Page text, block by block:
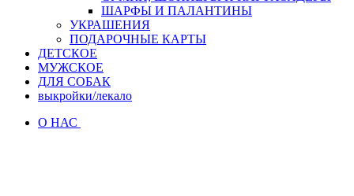
ШАРФЫ И ПАЛАНТИНЫ
УКРАШЕНИЯ
ПОДАРОЧНЫЕ КАРТЫ
ДЕТСКОЕ
МУЖСКОЕ
ДЛЯ СОБАК
выкройки/лекало
О НАС